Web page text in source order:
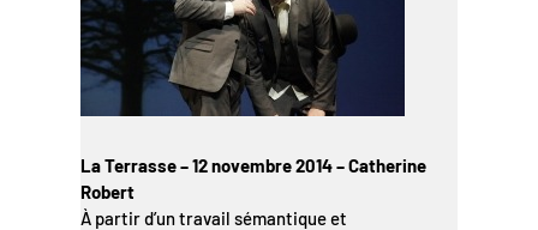
La Terrasse – 12 novembre 2014 – Catherine
Robert
À partir d’un travail sémantique et